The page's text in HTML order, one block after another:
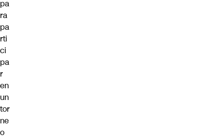
pa
ra
pa
rti
ci
pa
r
en
un
tor
ne
o